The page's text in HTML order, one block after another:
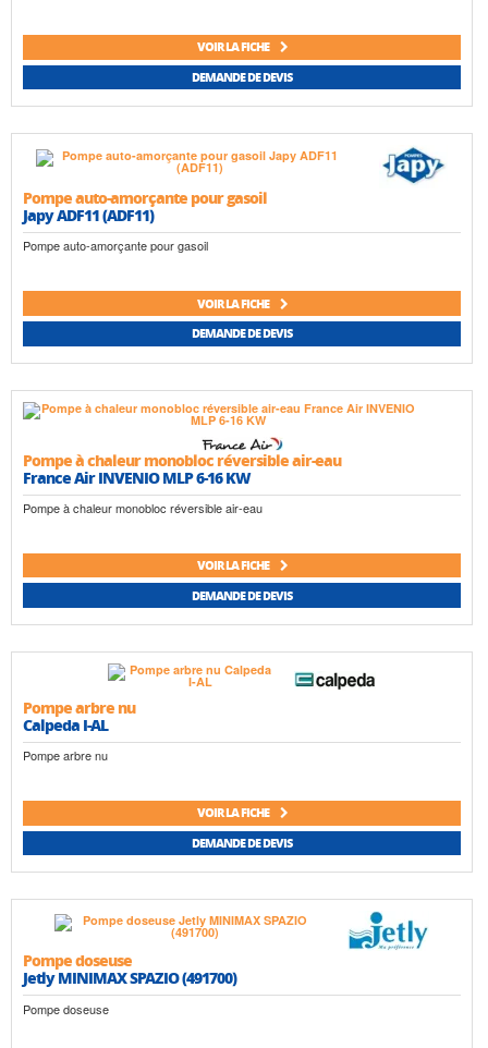
VOIR LA FICHE
DEMANDE DE DEVIS
Pompe auto-amorçante pour gasoil
Japy ADF11 (ADF11)
Pompe auto-amorçante pour gasoil
VOIR LA FICHE
DEMANDE DE DEVIS
Pompe à chaleur monobloc réversible air-eau
France Air INVENIO MLP 6-16 KW
Pompe à chaleur monobloc réversible air-eau
VOIR LA FICHE
DEMANDE DE DEVIS
Pompe arbre nu
Calpeda I-AL
Pompe arbre nu
VOIR LA FICHE
DEMANDE DE DEVIS
Pompe doseuse
Jetly MINIMAX SPAZIO (491700)
Pompe doseuse